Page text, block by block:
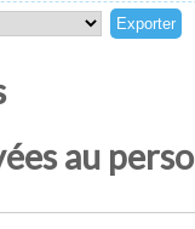
au